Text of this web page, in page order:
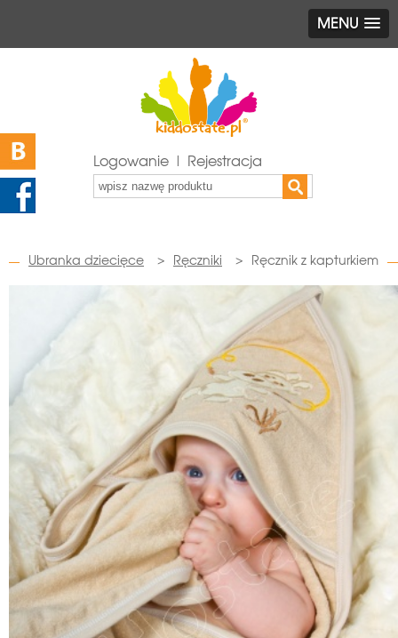
MENU
Logowanie | Rejestracja
Ubranka dziecięce > Ręczniki > Ręcznik z kapturkiem